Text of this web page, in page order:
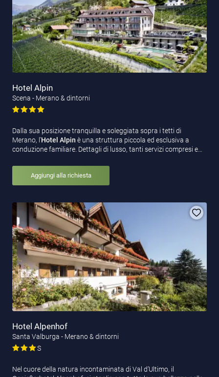
Hotel Alpin
Scena - Merano & dintorni
Dalla sua posizione tranquilla e soleggiata sopra i tetti di
Merano, l’Hotel Alpin è una struttura piccola ed esclusiva a
conduzione familiare. Dettagli di lusso, tanti servizi compresi e…
Aggiungi alla richiesta
Hotel Alpenhof
Santa Valburga - Merano & dintorni
S
Nel cuore della natura incontaminata di Val d’Ultimo, il